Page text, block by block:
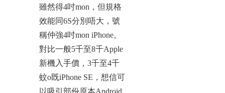
雖然得4吋mon，但規格
效能同6S分別唔大，號
稱仲強4吋mon iPhone。
對比一般5千至8千Apple
新機入手價，3千至4千
蚊o既iPhone SE，想信可